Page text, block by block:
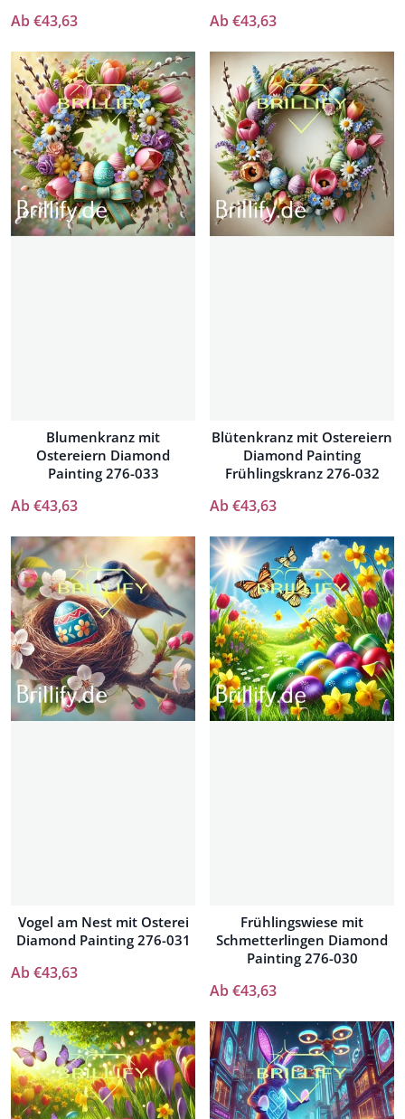
Ab €43,63 Ab €43,63
Blumenkranz mit
Ostereiern Diamond
Painting 276-033
Ab €43,63
Blütenkranz mit Ostereiern
Diamond Painting
Frühlingskranz 276-032
Ab €43,63
Vogel am Nest mit Osterei
Diamond Painting 276-031
Ab €43,63
Frühlingswiese mit
Schmetterlingen Diamond
Painting 276-030
Ab €43,63